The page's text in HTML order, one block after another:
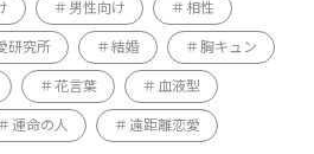
男性向け 相性
研究所 結婚 胸キュン
花言葉 血液型
運命の人 遠距離恋愛